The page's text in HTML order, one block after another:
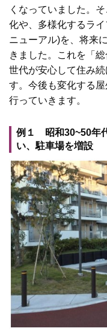
くなっていました。
化や、多様化するラ
ニューアル)を、将来
きました。これを「
世代が安心して住み
す。今後も変化する
行っていきます。
例１ 昭和30~50年
い、駐車場を増設